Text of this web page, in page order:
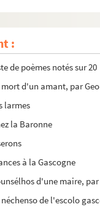
:
de poèmes notés sur 20
mort d'un amant, par
larmes
la Baronne
à la Gascogne
d'une maire,
néchenso de l'escolo